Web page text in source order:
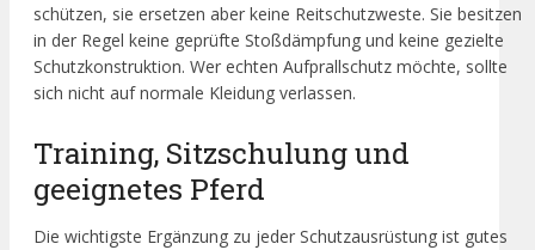
schützen, sie ersetzen aber keine Reitschutzweste. Sie besitzen
in der Regel keine geprüfte Stoßdämpfung und keine gezielte
Schutzkonstruktion. Wer echten Aufprallschutz möchte, sollte
sich nicht auf normale Kleidung verlassen.
Training, Sitzschulung und
geeignetes Pferd
Die wichtigste Ergänzung zu jeder Schutzausrüstung ist gutes